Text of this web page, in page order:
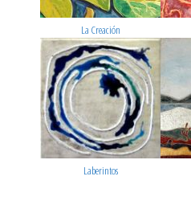
La Creación
Laberintos